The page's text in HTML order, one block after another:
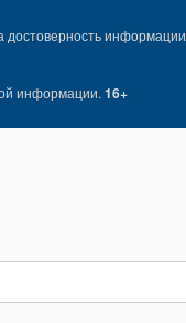
достоверность
информации. 16+